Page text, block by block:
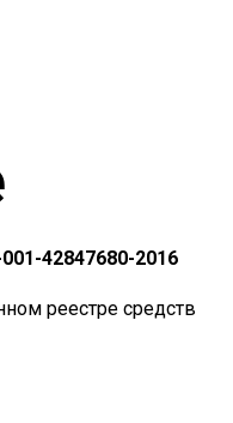
42847680-2016
реестре средств